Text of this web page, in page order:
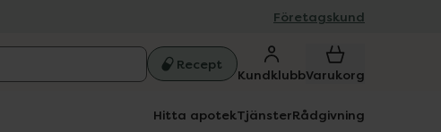
Företagskund
Recept
KundklubbVarukorg
Hitta apotekTjänsterRådgivning